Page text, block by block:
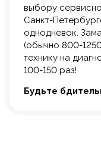
выбору
Санкт-
однодневок.
(обычно 800-
технику на
100-150 раз!
Будьте